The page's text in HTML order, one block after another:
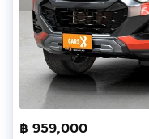
฿ 959,000